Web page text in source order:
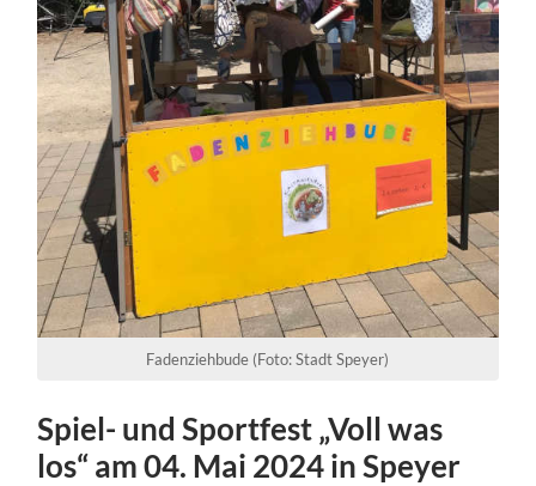
Fadenziehbude (Foto: Stadt Speyer)
Spiel- und Sportfest „Voll was
los“ am 04. Mai 2024 in Speyer